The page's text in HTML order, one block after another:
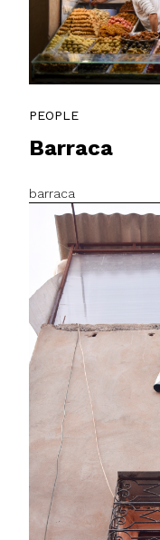
PEOPLE
Barraca
barraca